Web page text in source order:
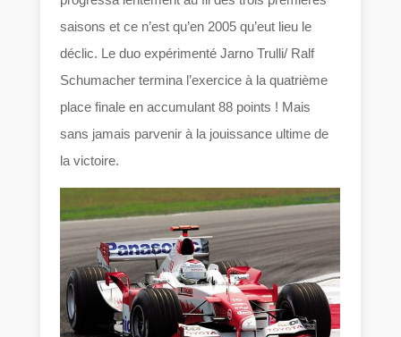
saisons et ce n’est qu’en 2005 qu’eut lieu le
déclic. Le duo expérimenté Jarno Trulli/ Ralf
Schumacher termina l’exercice à la quatrième
place finale en accumulant 88 points ! Mais
sans jamais parvenir à la jouissance ultime de
la victoire.